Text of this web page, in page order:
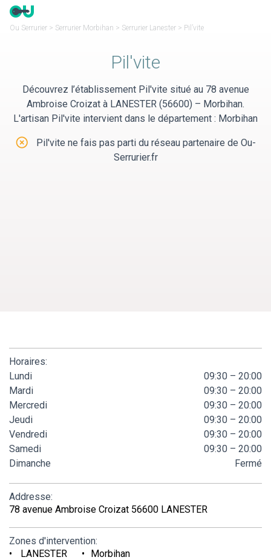
Panneau de gestion des cookies
Ou Serrurier > Serrurier Morbihan > Serrurier Lanester > Pil’vite
Pil'vite
Découvrez l’établissement Pil'vite situé au 78 avenue
Ambroise Croizat à LANESTER (56600) – Morbihan.
L'artisan Pil'vite intervient dans le département : Morbihan
Pil'vite ne fais pas parti du réseau partenaire de Ou-
Serrurier.fr
Horaires:
Lundi
09:30 – 20:00
Mardi
09:30 – 20:00
Mercredi
09:30 – 20:00
Jeudi
09:30 – 20:00
Vendredi
09:30 – 20:00
Samedi
09:30 – 20:00
Dimanche
Fermé
Addresse:
78 avenue Ambroise Croizat 56600 LANESTER
Zones d'intervention:
LANESTER
Morbihan